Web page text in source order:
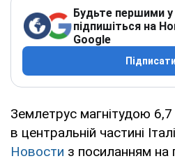
Будьте першими у
підпишіться на
Google
Землетрус магнітудою
в центральній частині
Новости з посиланням на